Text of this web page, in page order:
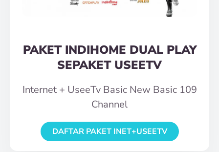
PAKET INDIHOME DUAL PLAY
SEPAKET USEETV
Internet + UseeTv Basic New Basic 109
Channel
DAFTAR PAKET INET+USEETV